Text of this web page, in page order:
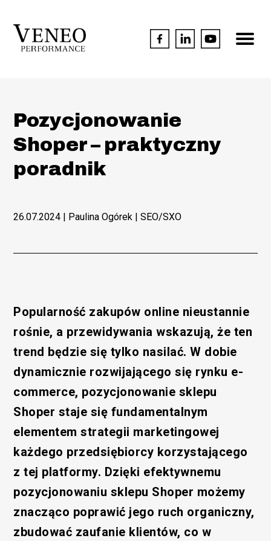
Pozycjonowanie
Shoper – praktyczny
poradnik
26.07.2024 | Paulina Ogórek |SEO/SXO
Popularność zakupów online nieustannie
rośnie, a przewidywania wskazują, że ten
trend będzie się tylko nasilać. W dobie
dynamicznie rozwijającego się rynku e-
commerce, pozycjonowanie sklepu
Shoper staje się fundamentalnym
elementem strategii marketingowej
każdego przedsiębiorcy korzystającego
z tej platformy. Dzięki efektywnemu
pozycjonowaniu sklepu Shoper możemy
znacząco poprawić jego ruch organiczny,
zbudować zaufanie klientów, co w